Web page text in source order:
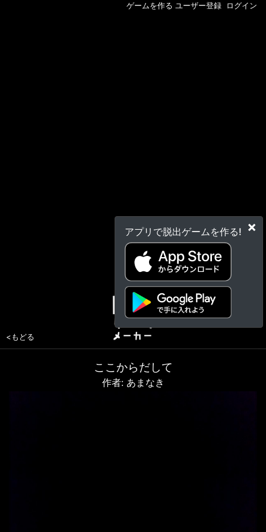
×
アプリで脱出ゲームを作る!
ゲームを作る ユーザー登録 ログイン
<もどる
ここからだして
作者: あまなき